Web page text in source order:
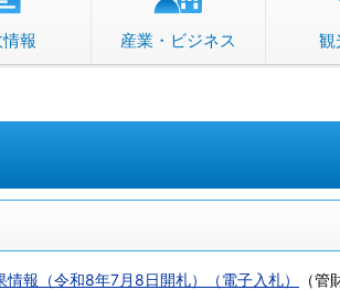
報 産業・ビジネス 観
情報（令和8年7月8日開札）（電子入札） （管